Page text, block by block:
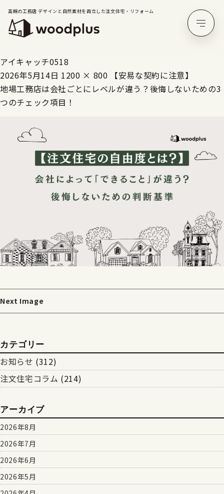
高槻の工務店 デザインと自然素材を両立した注文住宅・リフォーム
アイキャッチ0518
2026年5月14日 1200 × 800
【安易な契約に注意】
地場工務店は会社ごとにレベルが違う？後悔しないための3
つのチェック項目！
Next Image
カテゴリー
お知らせ (312)
注文住宅コラム (214)
アーカイブ
2026年8月
2026年7月
2026年6月
2026年5月